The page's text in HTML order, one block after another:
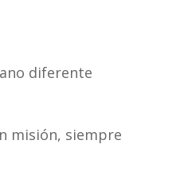
diferente
misión, siempre